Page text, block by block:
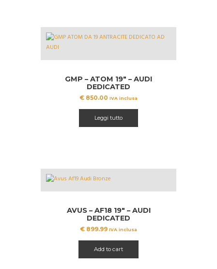
opzioni
possono
pagina
prodotto
GMP – ATOM 19″ – AUDI
DEDICATED
€ 850.00 IVA inclusa
Leggi tutto
AVUS – AF18 19″ – AUDI
DEDICATED
€ 899.99 IVA inclusa
Add to cart